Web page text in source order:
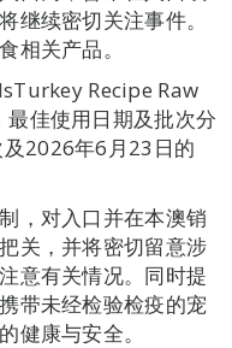
继续密切关注事件。
相关产品。
Recipe Raw
佳使用日期及批次分
2026年6月23日的
，对入口并在本澳销
关，并将密切留意涉
意有关情况。同时提
带未经检验检疫的宠
健康与安全。